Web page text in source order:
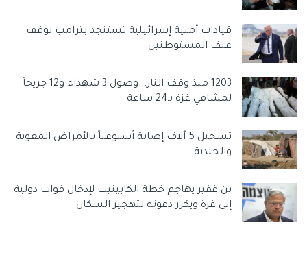
قيادات أمنية إسرائيلية تستنجد بترامب لوقف
عنف المستوطنين
1203 منذ وقف النار.. وصول 3 شهداء و12 جريحاً
لمشافي غزة بـ24 ساعة
تسجيل 5 آلاف إصابة أسبوعياً بالأمراض المعوية
والجلدية
بن غفير يهاجم خطة الكابينيت لإدخال قوات دولية
إلى غزة ويكرر دعوته لتهجير السكان